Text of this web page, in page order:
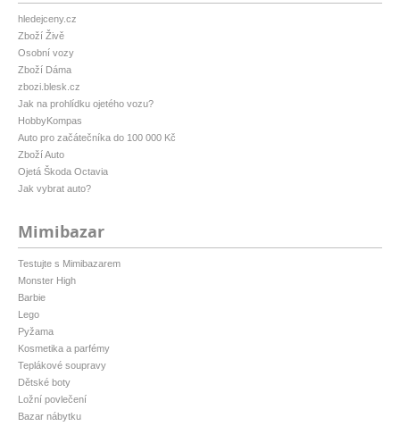
hledejceny.cz
Zboží Živě
Osobní vozy
Zboží Dáma
zbozi.blesk.cz
Jak na prohlídku ojetého vozu?
HobbyKompas
Auto pro začátečníka do 100 000 Kč
Zboží Auto
Ojetá Škoda Octavia
Jak vybrat auto?
Mimibazar
Testujte s Mimibazarem
Monster High
Barbie
Lego
Pyžama
Kosmetika a parfémy
Teplákové soupravy
Dětské boty
Ložní povlečení
Bazar nábytku